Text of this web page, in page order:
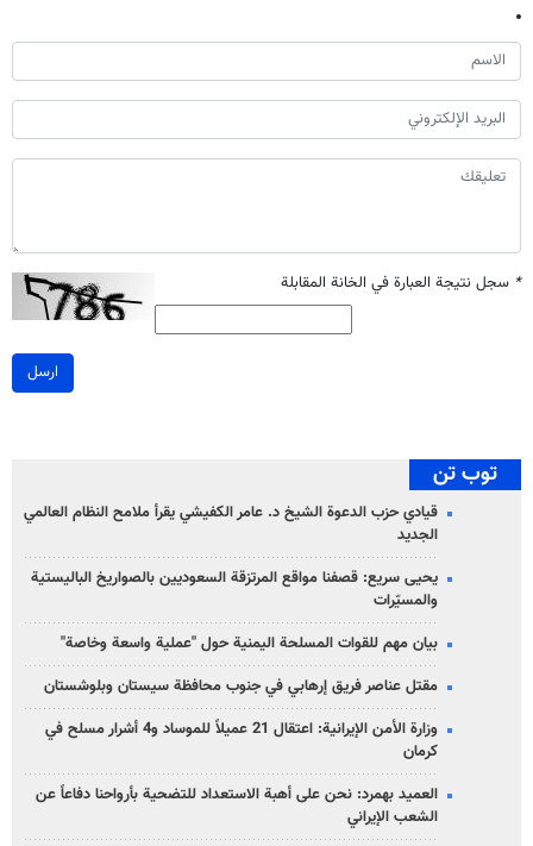
* سجل نتيجة العبارة في الخانة المقابلة
ارسل
توب تن
قيادي حزب الدعوة الشيخ د. عامر الكفيشي يقرأ ملامح النظام العالمي
الجديد
يحيى سريع: قصفنا مواقع المرتزقة السعوديين بالصواريخ الباليستية
والمسيّرات
بيان مهم للقوات المسلحة اليمنية حول "عملية واسعة وخاصة"
مقتل عناصر فريق إرهابي في جنوب محافظة سيستان وبلوشستان
وزارة الأمن الإيرانية: اعتقال 21 عميلاً للموساد و4 أشرار مسلح في
كرمان
العميد بهمرد: نحن على أهبة الاستعداد للتضحية بأرواحنا دفاعاً عن
الشعب الإيراني